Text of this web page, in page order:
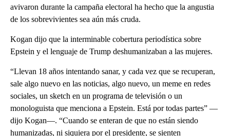
avivaron durante la campaña electoral ha hecho que la angustia
de los sobrevivientes sea aún más cruda.
Kogan dijo que la interminable cobertura periodística sobre
Epstein y el lenguaje de Trump deshumanizaban a las mujeres.
“Llevan 18 años intentando sanar, y cada vez que se recuperan,
sale algo nuevo en las noticias, algo nuevo, un meme en redes
sociales, un sketch en un programa de televisión o un
monologuista que menciona a Epstein. Está por todas partes” —
dijo Kogan—. “Cuando se enteran de que no están siendo
humanizadas, ni siquiera por el presidente, se sienten